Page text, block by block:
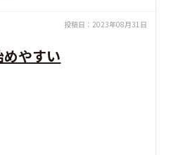
投稿日： 2023年08月31日
やすい